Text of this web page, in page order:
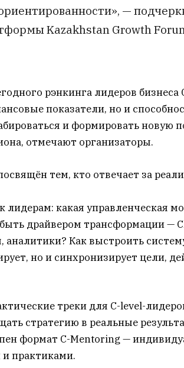
—
Kazakhstan Growth
рэнкинга лидеров бизнеса
показатели, но и
и формировать новую
отмечают организаторы.
тем, кто отвечает за
лидерам: какая управленческая
драйвером трансформации —
Как выстроить
но и синхронизирует цели,
треки для C-level-
стратегию в реальные
формат C-Mentoring —
практиками.